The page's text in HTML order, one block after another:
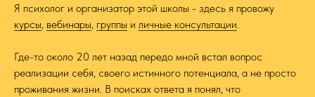
Я психолог и организатор этой школы - здесь я провожу
курсы вебинары группы и личные консультации
Где-то около 20 лет назад передо мной встал вопрос
реализации себя, своего истинного потенциала, а не просто
проживания жизни. В поисках ответа я понял, что